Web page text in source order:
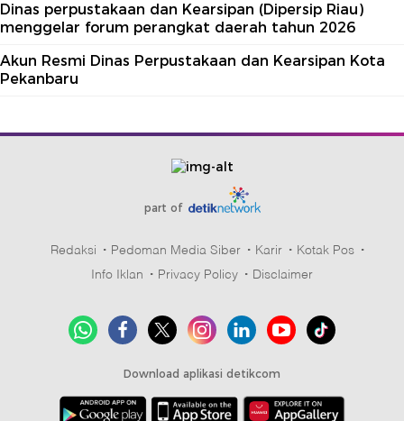
Dinas perpustakaan dan Kearsipan (Dipersip Riau)
menggelar forum perangkat daerah tahun 2026
Akun Resmi Dinas Perpustakaan dan Kearsipan Kota
Pekanbaru
part of
Redaksi Pedoman Media Siber Karir
Kotak Pos
Info Iklan
Privacy Policy Disclaimer
Download aplikasi detikcom